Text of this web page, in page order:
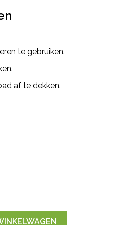
te gebruiken.
af te dekken.